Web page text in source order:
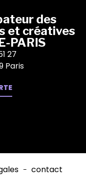
des
et créatives
PARIS
27
Paris
contact